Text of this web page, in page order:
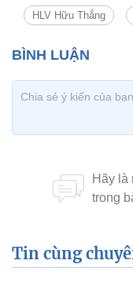
HLV Hữu Thắng
Tin cùng